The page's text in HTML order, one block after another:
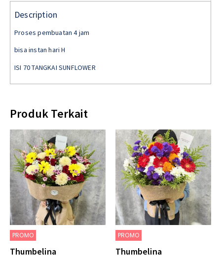
Description
Proses pembuatan 4 jam
bisa instan hari H
ISI 70 TANGKAI SUNFLOWER
Produk Terkait
PROMO
Thumbelina
PROMO
Thumbelina